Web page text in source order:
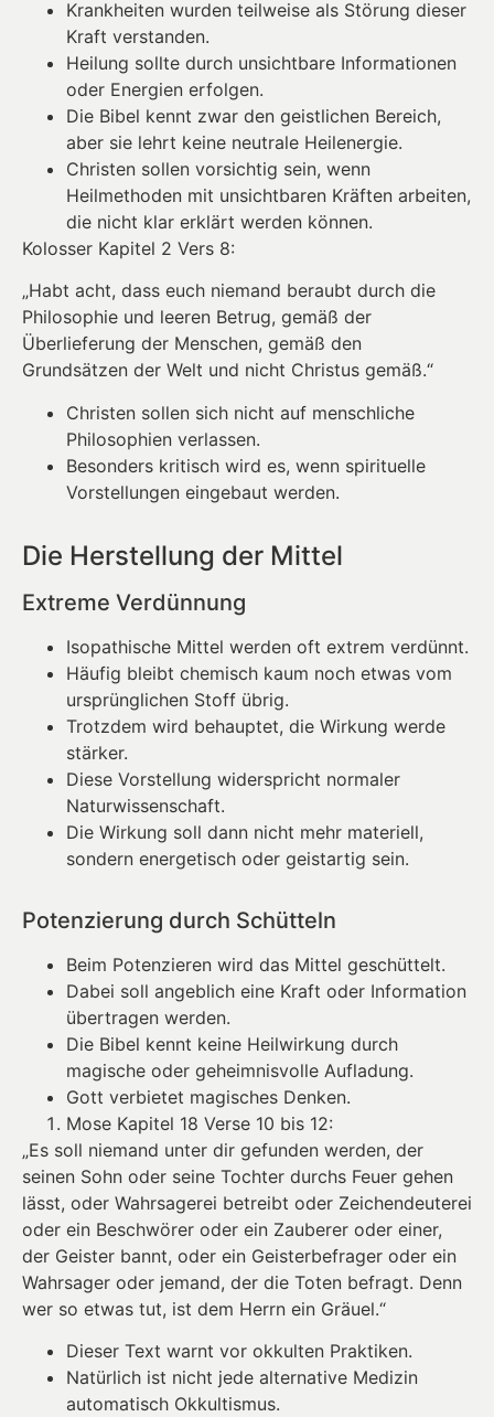
Krankheiten wurden teilweise als Störung dieser
Kraft verstanden.
Heilung sollte durch unsichtbare Informationen
oder Energien erfolgen.
Die Bibel kennt zwar den geistlichen Bereich,
aber sie lehrt keine neutrale Heilenergie.
Christen sollen vorsichtig sein, wenn
Heilmethoden mit unsichtbaren Kräften arbeiten,
die nicht klar erklärt werden können.
Kolosser Kapitel 2 Vers 8:
„Habt acht, dass euch niemand beraubt durch die
Philosophie und leeren Betrug, gemäß der
Überlieferung der Menschen, gemäß den
Grundsätzen der Welt und nicht Christus gemäß.“
Christen sollen sich nicht auf menschliche
Philosophien verlassen.
Besonders kritisch wird es, wenn spirituelle
Vorstellungen eingebaut werden.
Die Herstellung der Mittel
Extreme Verdünnung
Isopathische Mittel werden oft extrem verdünnt.
Häufig bleibt chemisch kaum noch etwas vom
ursprünglichen Stoff übrig.
Trotzdem wird behauptet, die Wirkung werde
stärker.
Diese Vorstellung widerspricht normaler
Naturwissenschaft.
Die Wirkung soll dann nicht mehr materiell,
sondern energetisch oder geistartig sein.
Potenzierung durch Schütteln
Beim Potenzieren wird das Mittel geschüttelt.
Dabei soll angeblich eine Kraft oder Information
übertragen werden.
Die Bibel kennt keine Heilwirkung durch
magische oder geheimnisvolle Aufladung.
Gott verbietet magisches Denken.
Mose Kapitel 18 Verse 10 bis 12:
„Es soll niemand unter dir gefunden werden, der
seinen Sohn oder seine Tochter durchs Feuer gehen
lässt, oder Wahrsagerei betreibt oder Zeichendeuterei
oder ein Beschwörer oder ein Zauberer oder einer,
der Geister bannt, oder ein Geisterbefrager oder ein
Wahrsager oder jemand, der die Toten befragt. Denn
wer so etwas tut, ist dem Herrn ein Gräuel.“
Dieser Text warnt vor okkulten Praktiken.
Natürlich ist nicht jede alternative Medizin
automatisch Okkultismus.